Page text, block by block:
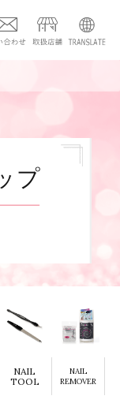
プ
NAIL
TOOL
NAIL
REMOVER